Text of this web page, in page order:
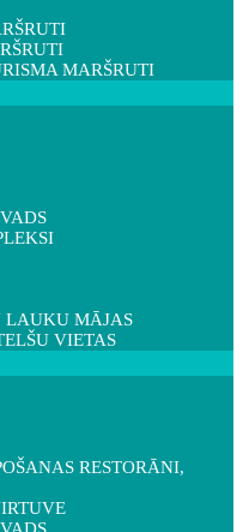
MARŠRUTI
LAUKU MĀJAS
VIETAS
RESTORĀNI,